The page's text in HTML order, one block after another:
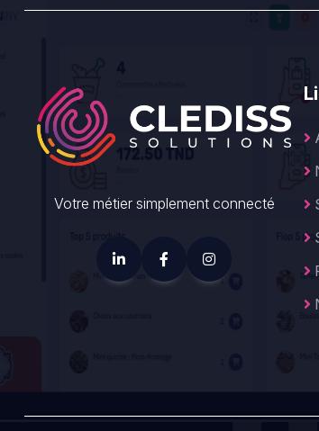
Votre métier simplement connecté